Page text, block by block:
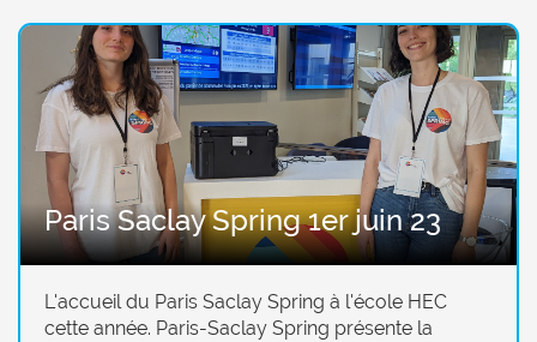
Paris Saclay Spring 1er juin 23
L'accueil du Paris Saclay Spring à l'école HEC
cette année. Paris-Saclay Spring présente la